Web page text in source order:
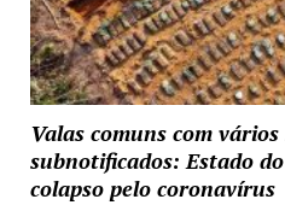
Valas comuns com
subnotificados: Estado
colapso pelo coronavírus